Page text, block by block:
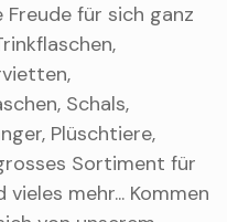
für sich ganz
Schals,
Plüschtiere,
Sortiment für
mehr... Kommen